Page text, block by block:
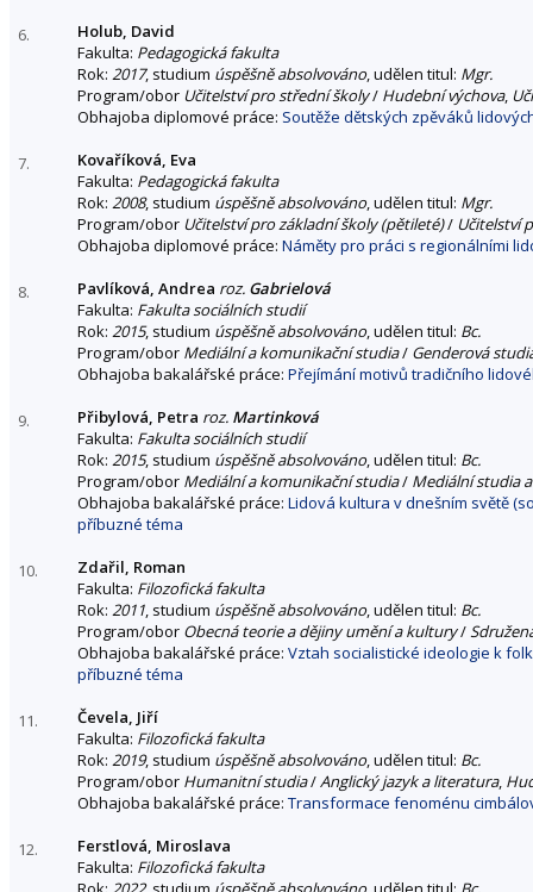
6.
Holub, David
Fakulta: Pedagogická fakulta
Rok: 2017, studium úspěšně absolvováno, udělen titul: Mgr.
Program/obor Učitelství pro střední školy/ Hudební výchova,
Obhajoba diplomové práce: Soutěže dětských zpěváků
7.
Kovaříková, Eva
Fakulta: Pedagogická fakulta
Rok: 2008, studium úspěšně absolvováno, udělen titul: Mgr.
Program/obor Učitelství pro základní školy (pětileté)/ Učitelství
Obhajoba diplomové práce: Náměty pro práci s regionálními
8. Pavlíková, Andrea roz. Gabrielová
Fakulta: Fakulta sociálních studií
Rok: 2015, studium úspěšně absolvováno, udělen titul: Bc.
Program/obor Mediální a komunikační studia/ Genderová
Obhajoba bakalářské práce: Přejímání motivů tradičního
9. Přibylová, Petra roz. Martinková
Fakulta: Fakulta sociálních studií
Rok: 2015, studium úspěšně absolvováno, udělen titul: Bc.
Program/obor Mediální a komunikační studia/ Mediální studia
Obhajoba bakalářské práce: Lidová kultura v dnešním světě
příbuzné téma
10.
Zdařil, Roman
Fakulta: Filozofická fakulta
Rok: 2011, studium úspěšně absolvováno, udělen titul: Bc.
Program/obor Obecná teorie a dějiny umění a kultury/
Obhajoba bakalářské práce: Vztah socialistické ideologie k
příbuzné téma
11.
Čevela, Jiří
Fakulta: Filozofická fakulta
Rok: 2019, studium úspěšně absolvováno, udělen titul: Bc.
Program/obor Humanitní studia/Anglický jazyk a literatura,
Obhajoba bakalářské práce: Transformace fenoménu
12.
Ferstlová, Miroslava
Fakulta: Filozofická fakulta